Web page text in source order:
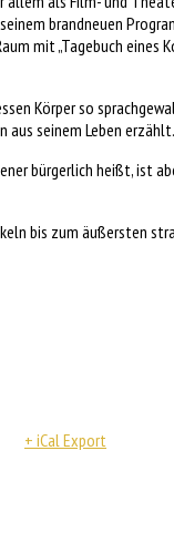
brandneuen
mit „Tagebuch
Körper so
seinem Leben erzählt.
bürgerlich heißt, ist
bis zum äußersten
+ iCal Export